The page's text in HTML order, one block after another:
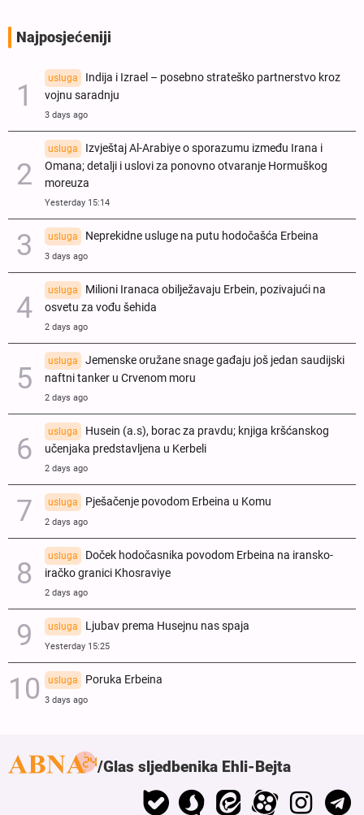
Najposjećeniji
usluga
Indija i Izrael – posebno strateško partnerstvo kroz
vojnu saradnju
3 days ago
usluga
Izvještaj Al-Arabiye o sporazumu između Irana i
Omana; detalji i uslovi za ponovno otvaranje Hormuškog
moreuza
Yesterday 15:14
usluga Neprekidne usluge na putu hodočašća Erbeina
3 days ago
usluga
Milioni Iranaca obilježavaju Erbein, pozivajući na
osvetu za vođu šehida
2 days ago
usluga
Jemenske oružane snage gađaju još jedan saudijski
naftni tanker u Crvenom moru
2 days ago
usluga
Husein (a.s), borac za pravdu; knjiga kršćanskog
učenjaka predstavljena u Kerbeli
2 days ago
usluga Pješačenje povodom Erbeina u Komu
2 days ago
usluga
Doček hodočasnika povodom Erbeina na iransko-
iračko granici Khosraviye
2 days ago
usluga Ljubav prema Husejnu nas spaja
Yesterday 15:25
usluga Poruka Erbeina
3 days ago
Glas sljedbenika Ehli-Bejta